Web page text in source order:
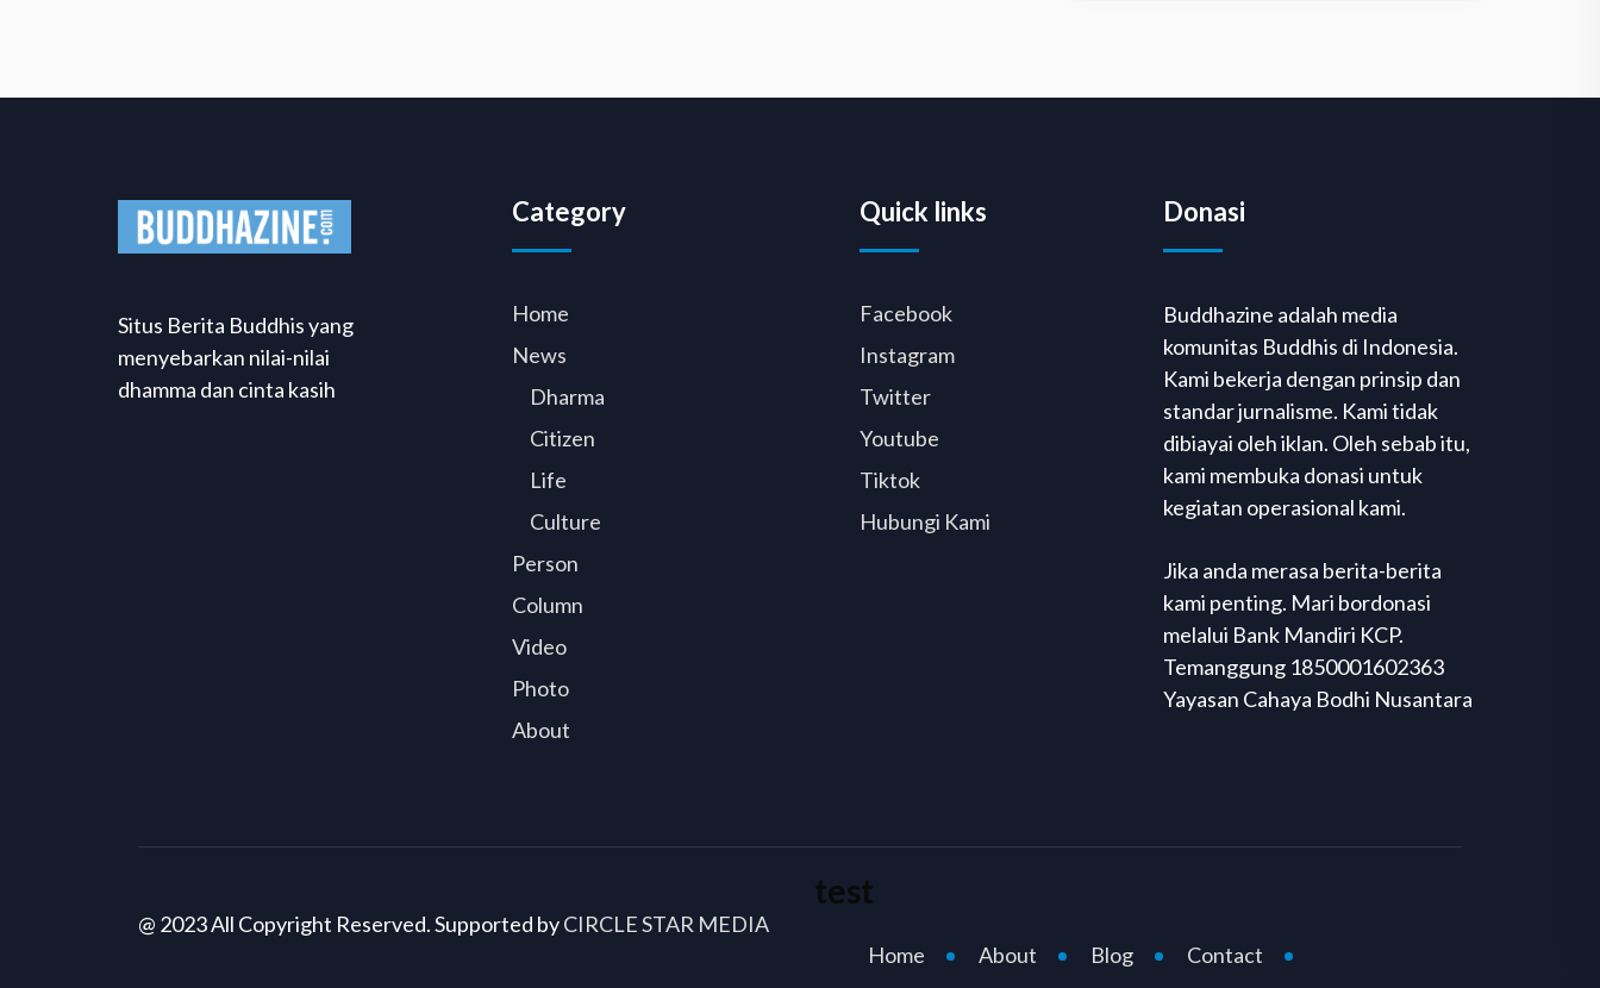
Situs Berita Buddhis yang
menyebarkan nilai-nilai
dhamma dan cinta kasih
Category
Home
News
Dharma
Citizen
Life
Culture
Person
Column
Video
Photo
About
Quick links
Facebook
Instagram
Twitter
Youtube
Tiktok
Hubungi Kami
Donasi
Buddhazine adalah media
komunitas Buddhis di Indonesia.
Kami bekerja dengan prinsip dan
standar jurnalisme. Kami tidak
dibiayai oleh iklan. Oleh sebab itu,
kami membuka donasi untuk
kegiatan operasional kami.
Jika anda merasa berita-berita
kami penting. Mari bordonasi
melalui Bank Mandiri KCP.
Temanggung 1850001602363
Yayasan Cahaya Bodhi Nusantara
@ 2023 All Copyright Reserved. Supported byCIRCLE STAR MEDIA
test
Home About Blog Contact